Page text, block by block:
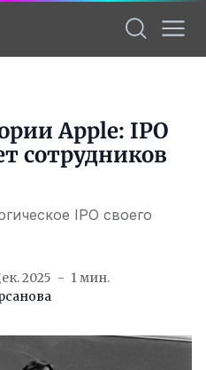
Apple: IPO
сотрудников
IPO своего
2025
1 мин.